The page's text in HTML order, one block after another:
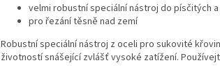
velmi robustní speciální nástroj do písčitých
pro řezání těsně nad zemí
Robustní speciální nástroj z oceli pro sukovité
životností snášející zvlášť vysoké zatížení.